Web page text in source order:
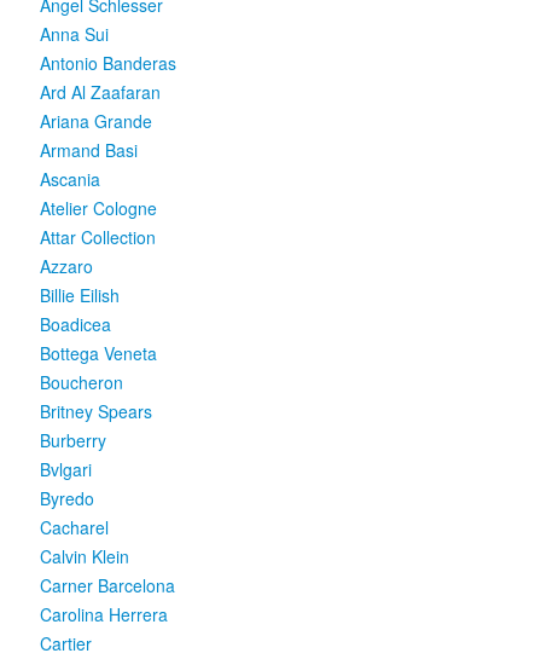
Angel Schlesser
Anna Sui
Antonio Banderas
Ard Al Zaafaran
Ariana Grande
Armand Basi
Ascania
Atelier Cologne
Attar Collection
Azzaro
Billie Eilish
Boadicea
Bottega Veneta
Boucheron
Britney Spears
Burberry
Bvlgari
Byredo
Cacharel
Calvin Klein
Carner Barcelona
Carolina Herrera
Cartier